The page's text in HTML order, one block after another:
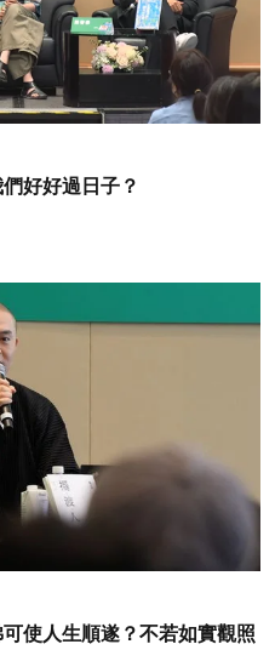
好好過日子？
使人生順遂？不若如實觀照